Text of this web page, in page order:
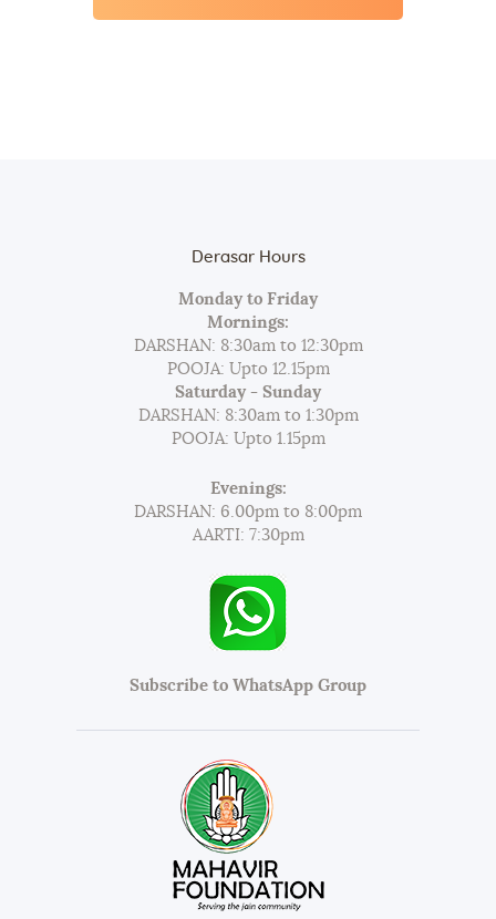
Derasar Hours
Monday to Friday
Mornings:
DARSHAN: 8:30am to 12:30pm
POOJA: Upto 12.15pm
Saturday - Sunday
DARSHAN: 8:30am to 1:30pm
POOJA: Upto 1.15pm
Evenings:
DARSHAN: 6.00pm to 8:00pm
AARTI: 7:30pm
Subscribe to WhatsApp Group